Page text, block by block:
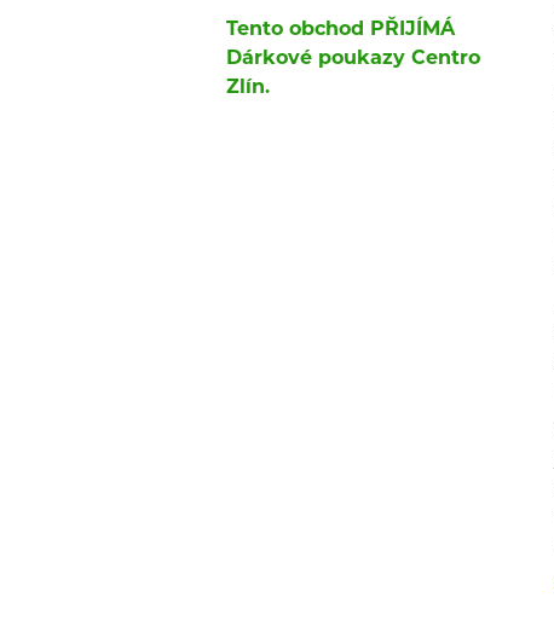
Tento obchod PŘIJÍMÁ
Dárkové poukazy Centro
Zlín.